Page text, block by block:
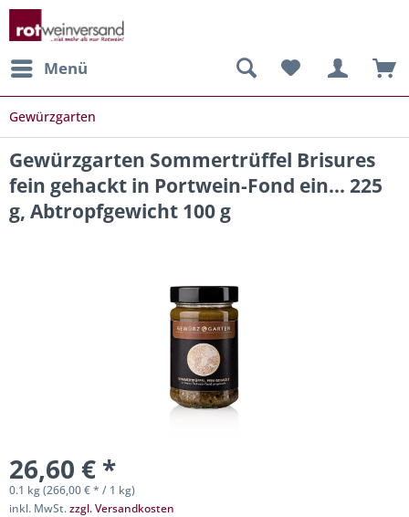
Menü
Gewürzgarten
Gewürzgarten Sommertrüffel Brisures
fein gehackt in Portwein-Fond ein... 225
g, Abtropfgewicht 100 g
26,60 € *
0.1 kg (266,00 € * / 1 kg)
inkl. MwSt.zzgl. Versandkosten